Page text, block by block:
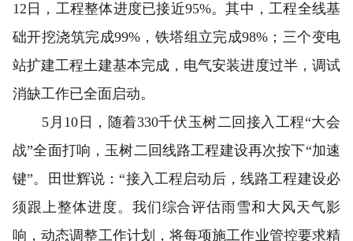
12日，工程整体进度已接近95%。其中，工程全线基
础开挖浇筑完成99%，铁塔组立完成98%；三个变电
站扩建工程土建基本完成，电气安装进度过半，调试
消缺工作已全面启动。
5月10日，随着330千伏玉树二回接入工程“大会
战”全面打响，玉树二回线路工程建设再次按下“加速
键”。田世辉说：“接入工程启动后，线路工程建设必
须跟上整体进度。我们综合评估雨雪和大风天气影
响，动态调整工作计划，将每项施工作业管控要求精